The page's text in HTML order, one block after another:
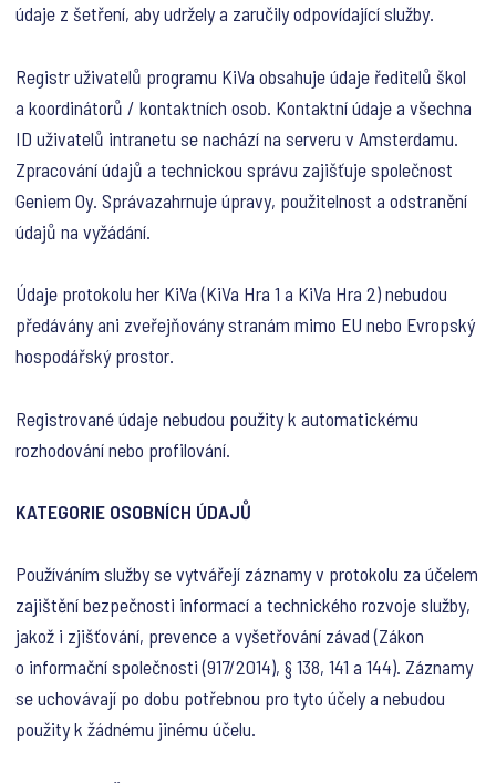
údaje z šetření, aby udržely a zaručily odpovídající služby.
Registr uživatelů programu KiVa obsahuje údaje ředitelů škol
a koordinátorů / kontaktních osob. Kontaktní údaje a všechna
ID uživatelů intranetu se nachází na serveru v Amsterdamu.
Zpracování údajů a technickou správu zajišťuje společnost
Geniem Oy. Správazahrnuje úpravy, použitelnost a odstranění
údajů na vyžádání.
Údaje protokolu her KiVa (KiVa Hra 1 a KiVa Hra 2) nebudou
předávány ani zveřejňovány stranám mimo EU nebo Evropský
hospodářský prostor.
Registrované údaje nebudou použity k automatickému
rozhodování nebo profilování.
KATEGORIE OSOBNÍCH ÚDAJŮ
Používáním služby se vytvářejí záznamy v protokolu za účelem
zajištění bezpečnosti informací a technického rozvoje služby,
jakož i zjišťování, prevence a vyšetřování závad (Zákon
o informační společnosti (917/2014), § 138, 141 a 144). Záznamy
se uchovávají po dobu potřebnou pro tyto účely a nebudou
použity k žádnému jinému účelu.